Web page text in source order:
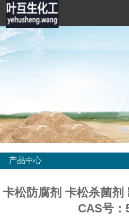
产品中心
卡松防腐剂 卡松杀菌剂
CAS号：